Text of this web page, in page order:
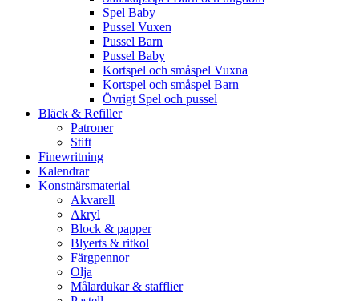
Spel Baby
Pussel Vuxen
Pussel Barn
Pussel Baby
Kortspel och småspel Vuxna
Kortspel och småspel Barn
Övrigt Spel och pussel
Bläck & Refiller
Patroner
Stift
Finewritning
Kalendrar
Konstnärsmaterial
Akvarell
Akryl
Block & papper
Blyerts & ritkol
Färgpennor
Olja
Målardukar & stafflier